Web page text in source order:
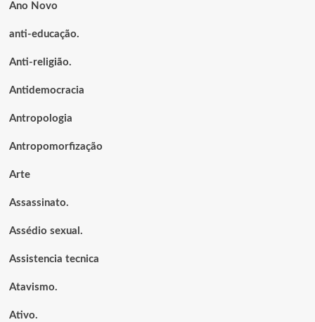
Ano Novo
anti-educação.
Anti-religião.
Antidemocracia
Antropologia
Antropomorfização
Arte
Assassinato.
Assédio sexual.
Assistencia tecnica
Atavismo.
Ativo.